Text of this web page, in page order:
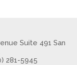
Suite 491 San
281-5945